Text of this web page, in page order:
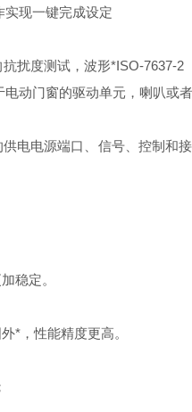
现一键完成设定
度测试，波形*ISO-7637-2
动门窗的驱动单元，喇叭或
电源端口、信号、控制和接
稳定。
，性能精度更高。